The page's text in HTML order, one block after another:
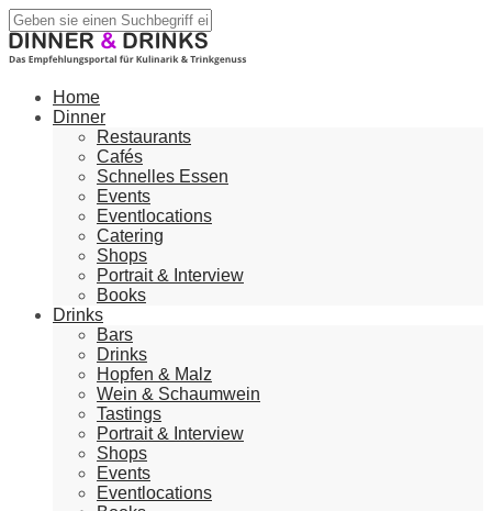
Home
Dinner
Restaurants
Cafés
Schnelles Essen
Events
Eventlocations
Catering
Shops
Portrait & Interview
Books
Drinks
Bars
Drinks
Hopfen & Malz
Wein & Schaumwein
Tastings
Portrait & Interview
Shops
Events
Eventlocations